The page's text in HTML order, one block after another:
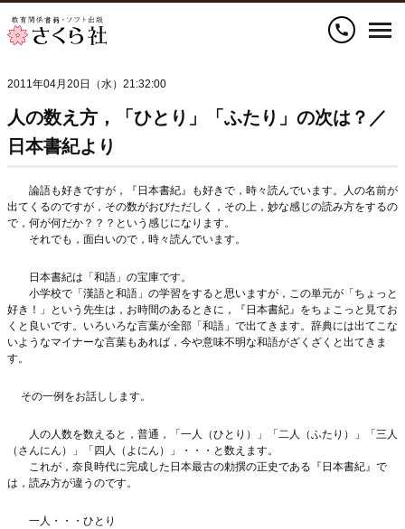
call
2011年04月20日（水）21:32:00
人の数え方，「ひとり」「ふたり」の次は？／
日本書紀より
論語も好きですが，『日本書紀』も好きで，時々読んでいます。人の名前が
出てくるのですが，その数がおびただしく，その上，妙な感じの読み方をするの
で，何が何だか？？？という感じになります。
それでも，面白いので，時々読んでいます。
日本書紀は「和語」の宝庫です。
小学校で「漢語と和語」の学習をすると思いますが，この単元が「ちょっと
好き！」という先生は，お時間のあるときに，『日本書紀』をちょこっと見てお
くと良いです。いろいろな言葉が全部「和語」で出てきます。辞典には出てこな
いようなマイナーな言葉もあれば，今や意味不明な和語がざくざくと出てきま
す。
その一例をお話しします。
人の人数を数えると，普通，「一人（ひとり）」「二人（ふたり）」「三人
（さんにん）」「四人（よにん）」・・・と数えます。
これが，奈良時代に完成した日本最古の勅撰の正史である『日本書紀』で
は，読み方が違うのです。
一人・・・ひとり